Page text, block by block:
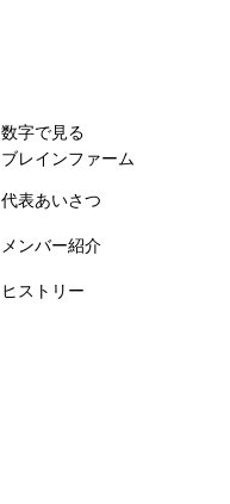
数字で見る
ブレインファーム
代表あいさつ
メンバー紹介
ヒストリー